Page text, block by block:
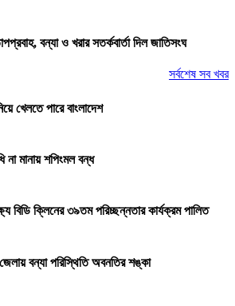
বন্যা ও খরার সতর্কবার্তা দিল জাতিসংঘ
সর্বশেষ সব খবর
খেলতে পারে বাংলাদেশ
না মানায় শপিংমল বন্ধ
বিডি ক্লিনের ৩৯তম পরিচ্ছন্নতার কার্যক্রম পালিত
বন্যা পরিস্থিতি অবনতির শঙ্কা